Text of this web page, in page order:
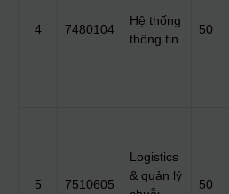
4 7480104
Hệ thống
thông tin
50
5 7510605
Logistics
& quản lý
50